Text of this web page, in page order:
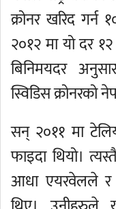
क्रोनर खरिद गर्न
२०१२ मा यो दर
बिनिमयदर
स्विडिस क्रोनरको
सन् २०११ मा
फाइदा थियो।
आधा एयरवेलले र